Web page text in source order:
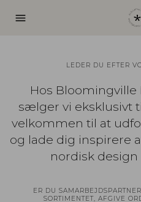
menu
LEDER DU EFTER
Hos
sælger vi eksklusivt
velkommen til at
og lade dig inspirere
nordisk
ER DU
SORTIMENTET, AFGIVE